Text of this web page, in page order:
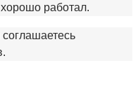
работал.